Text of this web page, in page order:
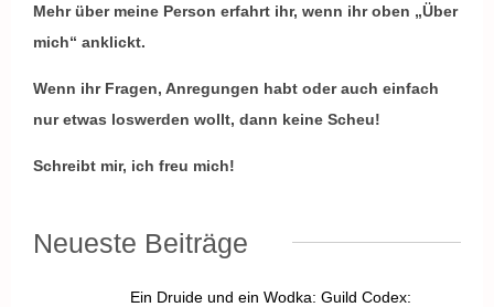
Mehr über meine Person erfahrt ihr, wenn ihr oben „Über
mich“ anklickt.
Wenn ihr Fragen, Anregungen habt oder auch einfach
nur etwas loswerden wollt, dann keine Scheu!
Schreibt mir, ich freu mich!
Neueste Beiträge
Ein Druide und ein Wodka: Guild Codex: